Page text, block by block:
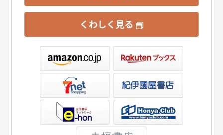
くわしく見る
書店ウェブストア